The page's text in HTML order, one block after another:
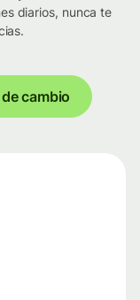
diarios, nunca te
cambio